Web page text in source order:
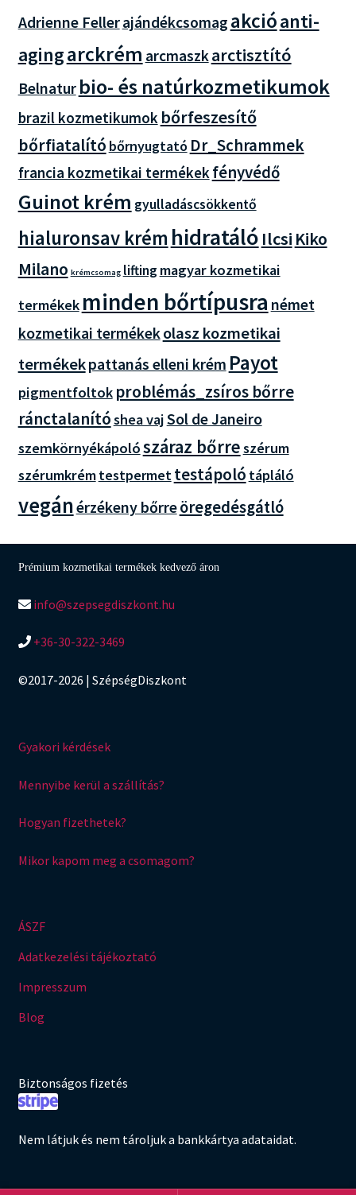
Adrienne Fellerajándékcsomag akcióanti-
agingarckrém arcmaszkarctisztító
Belnatur bio- és natúrkozmetikumok
brazil kozmetikumok bőrfeszesítő
bőrfiatalító bőrnyugtató Dr_Schrammek
francia kozmetikai termékekfényvédő
Guinot krém gyulladáscsökkentő
hialuronsav krémhidratáló Ilcsi Kiko
Milano krémcsomag lifting magyar kozmetikai
termékek minden bőrtípusra német
kozmetikai termékekolasz kozmetikai
termékekpattanás elleni krém Payot
pigmentfoltok problémás_zsíros bőrre
ránctalanítóshea vajSol de Janeiro
szemkörnyékápolószáraz bőrreszérum
szérumkrémtestpermettestápoló tápláló
vegánérzékeny bőrreöregedésgátló
Prémium kozmetikai termékek kedvező áron
info@szepsegdiszkont.hu
+36-30-322-3469
©2017-2026 | SzépségDiszkont
Gyakori kérdések
Mennyibe kerül a szállítás?
Hogyan fizethetek?
Mikor kapom meg a csomagom?
ÁSZF
Adatkezelési tájékoztató
Impresszum
Blog
Biztonságos fizetés
Nem látjuk és nem tároljuk a bankkártya adataidat.